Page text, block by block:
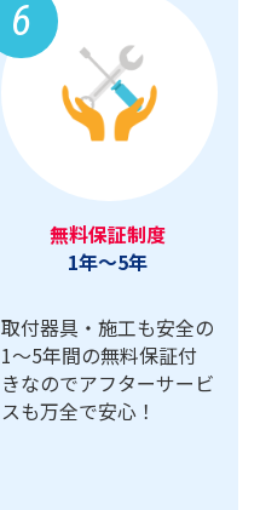
6
無料保証制度
1年～5年
取付器具・施工も安全の
1〜5年間の無料保証付
きなのでアフターサービ
スも万全で安心！